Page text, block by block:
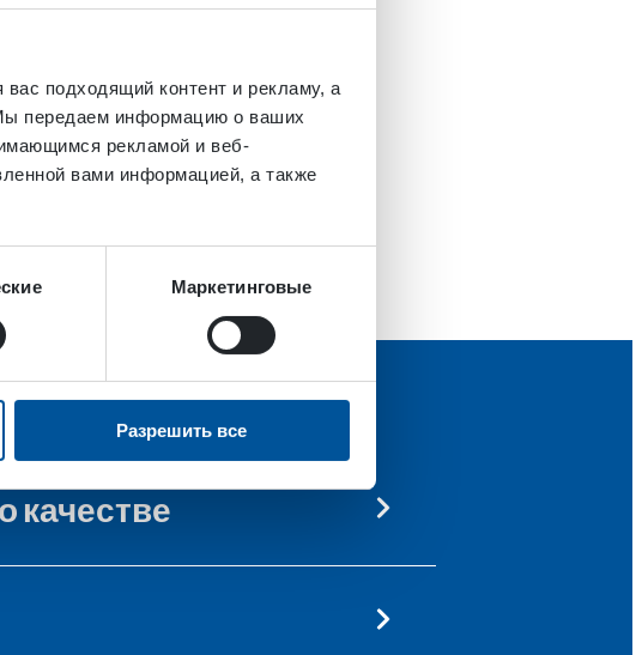
подходящий контент и рекламу, а
передаем информацию о ваших
рекламой и веб-
вами информацией, а также
Маркетинговые
Разрешить все
качестве